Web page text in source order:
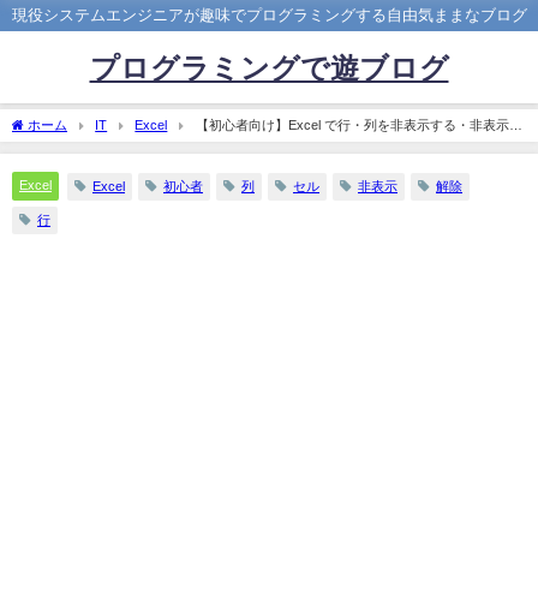
現役システムエンジニアが趣味でプログラミングする自由気ままなブログ
プログラミングで遊ブログ
ホーム IT Excel
【初心者向け】Excel で行・列を非表示する・非表示を
解除する方法
Excel Excel 初心者 列 セル 非表示 解除
行